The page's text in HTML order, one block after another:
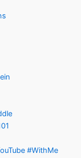
#WithMe